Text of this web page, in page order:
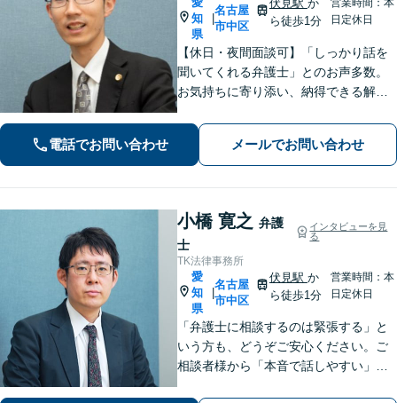
知
県
名古屋
市中区
伏見駅 か
ら徒歩1分
日定休日
【休日・夜間面談可】「しっかり話を
聞いてくれる弁護士」とのお声多数。
お気持ちに寄り添い、納得できる解決
理・企業法務など幅広く対応】複数弁
護士で協議しながら進める体制で、安
心してご相談いただけます。
電話でお問い合わせ メールでお問い合わせ
小橋 寛之 弁護
士
インタビューを見
る
TK法律事務所
愛
知
県
名古屋
市中区
伏見駅 か
ら徒歩1分
営業時間：本
日定休日
「弁護士に相談するのは緊張する」と
いう方も、どうぞご安心ください。ご
相談者様から「本音で話しやすい」と